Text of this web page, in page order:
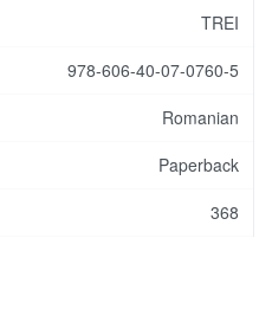
TREI
978-606-40-07-0760-5
Romanian
Paperback
368